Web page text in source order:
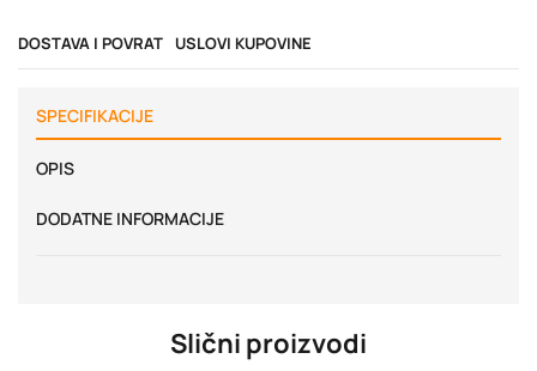
DOSTAVA I POVRAT USLOVI KUPOVINE
SPECIFIKACIJE
OPIS
DODATNE INFORMACIJE
Slični proizvodi